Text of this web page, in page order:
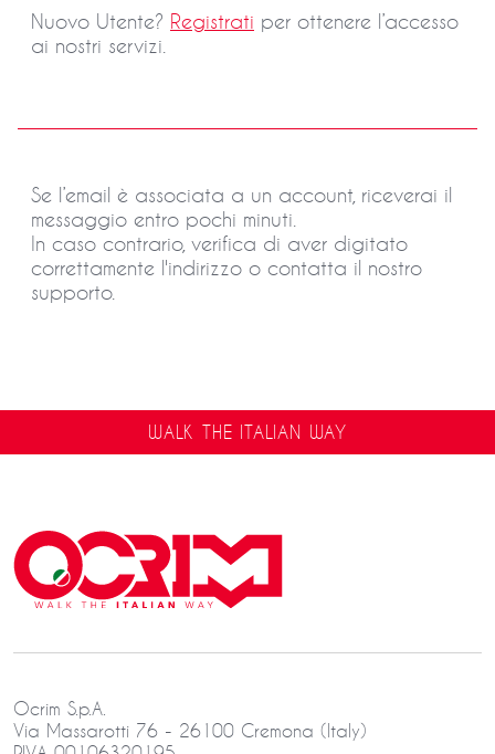
Nuovo Utente? Registrati per ottenere l’accesso
ai nostri servizi.
Se l’email è associata a un account, riceverai il
messaggio entro pochi minuti.
In caso contrario, verifica di aver digitato
correttamente l'indirizzo o contatta il nostro
supporto.
WALK THE ITALIAN WAY
Ocrim S.p.A.
Via Massarotti 76 - 26100 Cremona (Italy)